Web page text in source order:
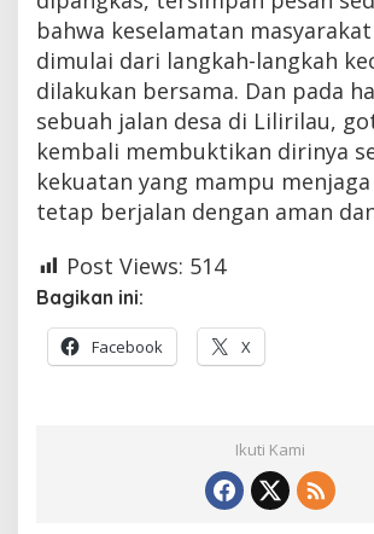
bahwa keselamatan
dimulai dari langkah-langkah
dilakukan bersama. Dan pada
sebuah jalan desa di Lilirilau,
kembali membuktikan dirinya
kekuatan yang mampu
tetap berjalan dengan aman
Post Views: 514
Bagikan ini:
Facebook X
Ikuti Kami